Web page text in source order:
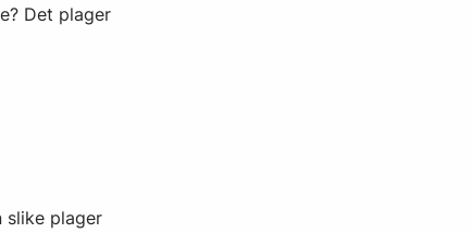
Det plager
slike plager